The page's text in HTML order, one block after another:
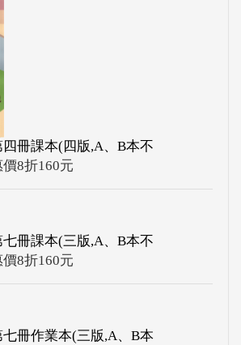
冊課本(四版,A、B本不
價8折160元
冊課本(三版,A、B本不
價8折160元
冊作業本(三版,A、B本